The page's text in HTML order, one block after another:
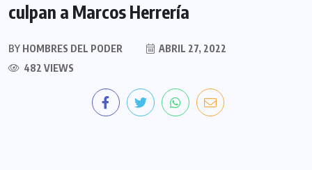
culpan a Marcos Herrería
BY HOMBRES DEL PODER
ABRIL 27, 2022
482 VIEWS